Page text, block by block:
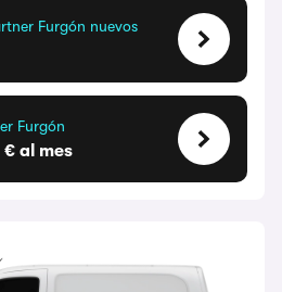
Furgón nuevos
Furgón
€ al mes